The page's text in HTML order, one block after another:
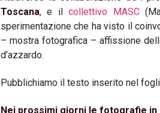
Toscana, e ilcollettivo MASC
sperimentazione che ha visto il
– mostra fotografica – affissione
d’azzardo.
Pubblichiamo il testo inserito nel
Nei prossimi giorni le fotografie in